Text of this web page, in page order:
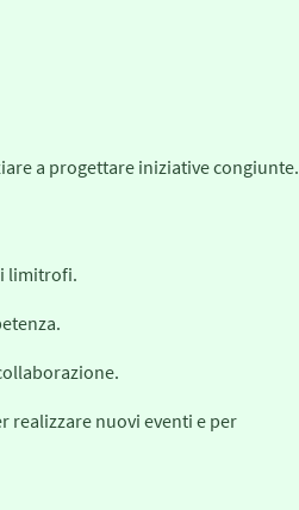
a progettare iniziative congiunte.
limitrofi.
realizzare nuovi eventi e per